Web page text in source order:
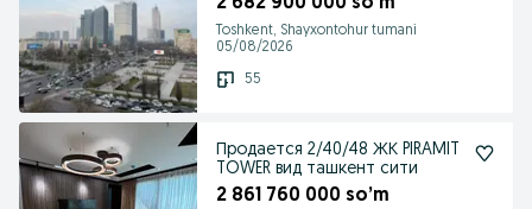
Toshkent, Shayxontohur tumani
05/08/2026
55
Продается 2/40/48 ЖК PIRAMIT
TOWER вид ташкент сити
2 861 760 000 so’m